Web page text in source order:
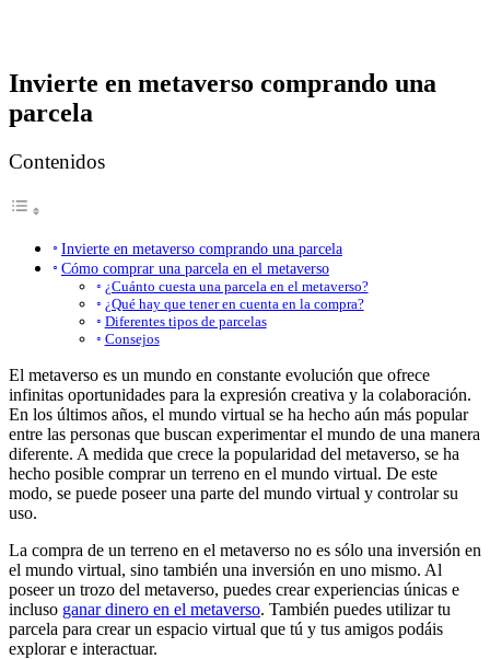
Invierte en metaverso comprando una
parcela
Contenidos
Invierte en metaverso comprando una parcela
Cómo comprar una parcela en el metaverso
¿Cuánto cuesta una parcela en el metaverso?
¿Qué hay que tener en cuenta en la compra?
Diferentes tipos de parcelas
Consejos
El metaverso es un mundo en constante evolución que ofrece
infinitas oportunidades para la expresión creativa y la colaboración.
En los últimos años, el mundo virtual se ha hecho aún más popular
entre las personas que buscan experimentar el mundo de una manera
diferente. A medida que crece la popularidad del metaverso, se ha
hecho posible comprar un terreno en el mundo virtual. De este
modo, se puede poseer una parte del mundo virtual y controlar su
uso.
La compra de un terreno en el metaverso no es sólo una inversión en
el mundo virtual, sino también una inversión en uno mismo. Al
poseer un trozo del metaverso, puedes crear experiencias únicas e
incluso ganar dinero en el metaverso. También puedes utilizar tu
parcela para crear un espacio virtual que tú y tus amigos podáis
explorar e interactuar.